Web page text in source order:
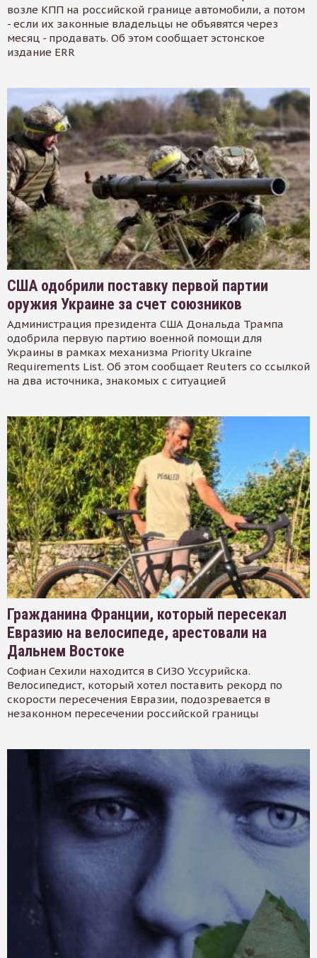
возле КПП на российской границе автомобили, а потом
- если их законные владельцы не объявятся через
месяц - продавать. Об этом сообщает эстонское
издание ERR
США одобрили поставку первой партии
оружия Украине за счет союзников
Администрация президента США Дональда Трампа
одобрила первую партию военной помощи для
Украины в рамках механизма Priority Ukraine
Requirements List. Об этом сообщает Reuters со ссылкой
на два источника, знакомых с ситуацией
Гражданина Франции, который пересекал
Евразию на велосипеде, арестовали на
Дальнем Востоке
Софиан Сехили находится в СИЗО Уссурийска.
Велосипедист, который хотел поставить рекорд по
скорости пересечения Евразии, подозревается в
незаконном пересечении российской границы